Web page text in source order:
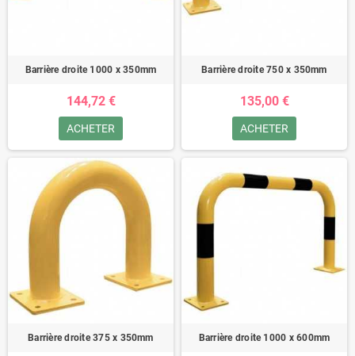
Barrière droite 1000 x 350mm
144,72 €
ACHETER
Barrière droite 750 x 350mm
135,00 €
ACHETER
Barrière droite 375 x 350mm Barrière droite 1000 x 600mm